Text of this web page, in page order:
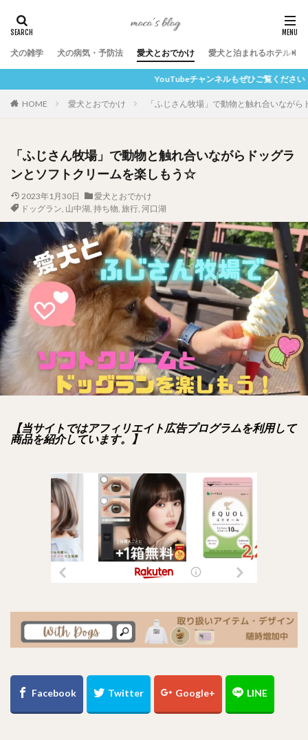
犬の雑学 犬の病気・予防法 愛犬とおでかけ 愛犬と泊まれるホテル
YouTubeチャンネルもぜひご覧ください！ここをクリック！
HOME 愛犬とおでかけ 「ふじさん牧場」で動物と触れ合いなが
「ふじさん牧場」で動物と触れ合いながらドッグラ
ンとソフトクリームを楽しもう☆
2023年1月30日
愛犬とおでかけ
ドッグラン, 山中湖, 持ち物, 旅行, 河口湖
【当サイトではアフィリエイト広告プログラムを利用して
商品を紹介しています。】